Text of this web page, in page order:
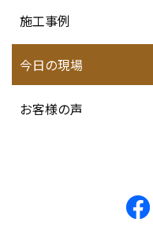
施工事例
今日の現場
お客様の声